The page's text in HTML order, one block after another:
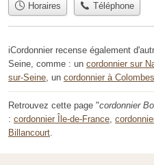
Horaires Téléphone
iCordonnier recense également
Seine, comme : un cordonnier sur
sur-Seine , un cordonnier à Colombes
Retrouvez cette page "cordonnier
: cordonnier Île-de-France
Billancourt